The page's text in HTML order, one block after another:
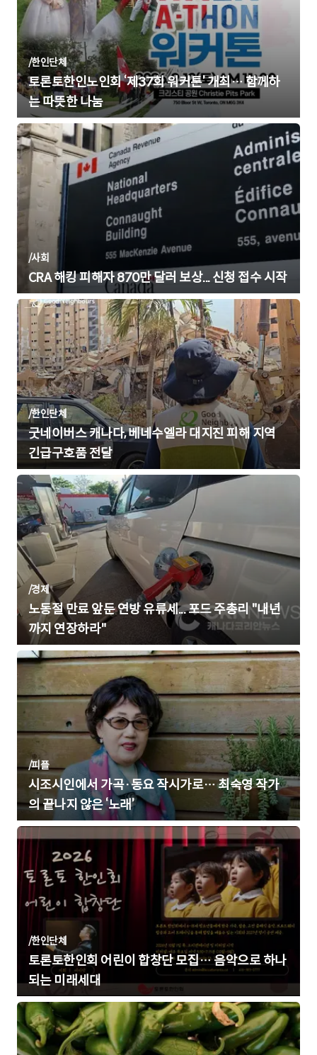
/한인단체
토론토한인노인회 ‘제37회 워커톤’ 개최… 함께하
는 따뜻한 나눔
/사회
CRA 해킹 피해자 870만 달러 보상... 신청 접수 시작
/한인단체
굿네이버스 캐나다, 베네수엘라 대지진 피해 지역
긴급구호품 전달
/경제
노동절 만료 앞둔 연방 유류세... 포드 주총리 "내년
까지 연장하라"
/피플
시조시인에서 가곡·동요 작시가로… 최숙영 작가
의 끝나지 않은 ‘노래’
/한인단체
토론토한인회 어린이 합창단 모집… 음악으로 하나
되는 미래세대